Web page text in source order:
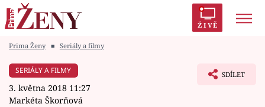
ŽIVĚ
Módní alarm
Prima Ženy ■ Seriály a filmy
SERIÁLY A FILMY
3. května 2018 11:27
Markéta Škorňová
SDÍLET